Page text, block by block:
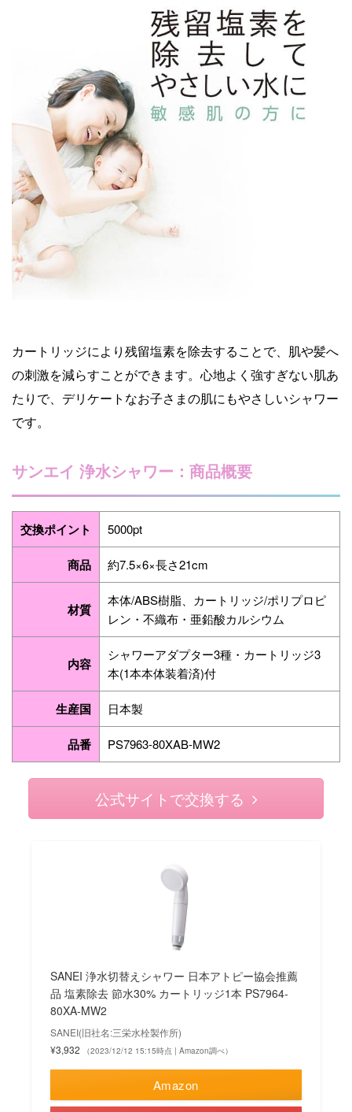
カートリッジにより残留塩素を除去することで、肌や髪へ
の刺激を減らすことができます。心地よく強すぎない肌あ
たりで、デリケートなお子さまの肌にもやさしいシャワー
です。
サンエイ 浄水シャワー：商品概要
交換ポイント 5000pt
商品 約7.5×6×長さ21cm
材質
本体/ABS樹脂、カートリッジ/ポリプロピ
レン・不織布・亜鉛酸カルシウム
内容
シャワーアダプター3種・カートリッジ3
本(1本本体装着済)付
生産国 日本製
品番 PS7963-80XAB-MW2
公式サイトで交換する
SANEI 浄水切替えシャワー 日本アトピー協会推薦
品 塩素除去 節水30% カートリッジ1本 PS7964-
80XA-MW2
SANEI(旧社名:三栄水栓製作所)
¥3,932
（2023/12/12 15:15時点 | Amazon調べ）
Amazon